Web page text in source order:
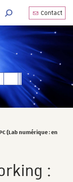
MOTEUR DE
Contact
(Lab numérique : en
: